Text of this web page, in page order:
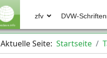
zfv DVW-
Aktuelle Seite: Startseite